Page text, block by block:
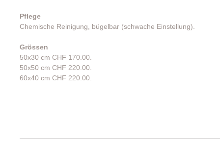
Pflege
Chemische Reinigung, bügelbar (schwache Einstellung).
Grössen
50x30 cm CHF 170.00.
50x50 cm CHF 220.00.
60x40 cm CHF 220.00.